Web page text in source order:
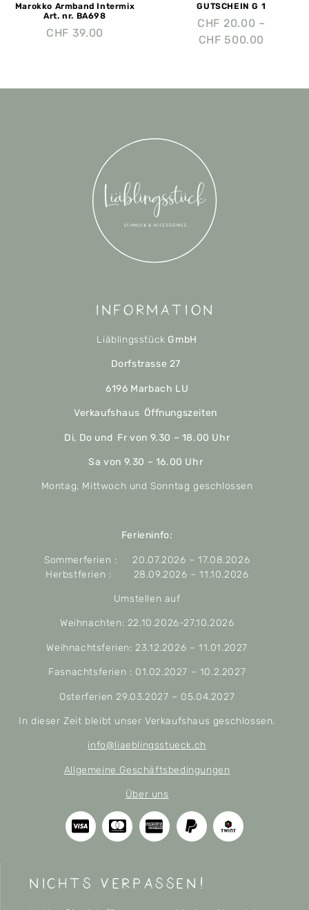
Marokko Armband Intermix
Art. nr. BA698
CHF 39.00
GUTSCHEIN G 1
CHF 20.00 –
CHF 500.00
Information
Liäblingsstück GmbH
Dorfstrasse 27
6196 Marbach LU
Verkaufshaus Öffnungszeiten
Di, Do und Fr von 9.30 – 18.00 Uhr
Sa von 9.30 – 16.00 Uhr
Montag, Mittwoch und Sonntag geschlossen
Ferieninfo:
Sommerferien : 20.07.2026 – 17.08.2026
Herbstferien : 28.09.2026 – 11.10.2026
Umstellen auf
Weihnachten: 22.10.2026-27.10.2026
Weihnachtsferien: 23.12.2026 – 11.01.2027
Fasnachtsferien : 01.02.2027 – 10.2.2027
Osterferien 29.03.2027 – 05.04.2027
In dieser Zeit bleibt unser Verkaufshaus geschlossen.
info@liaeblingsstueck.ch
Allgemeine Geschäftsbedingungen
Über uns
nichts verpassen!